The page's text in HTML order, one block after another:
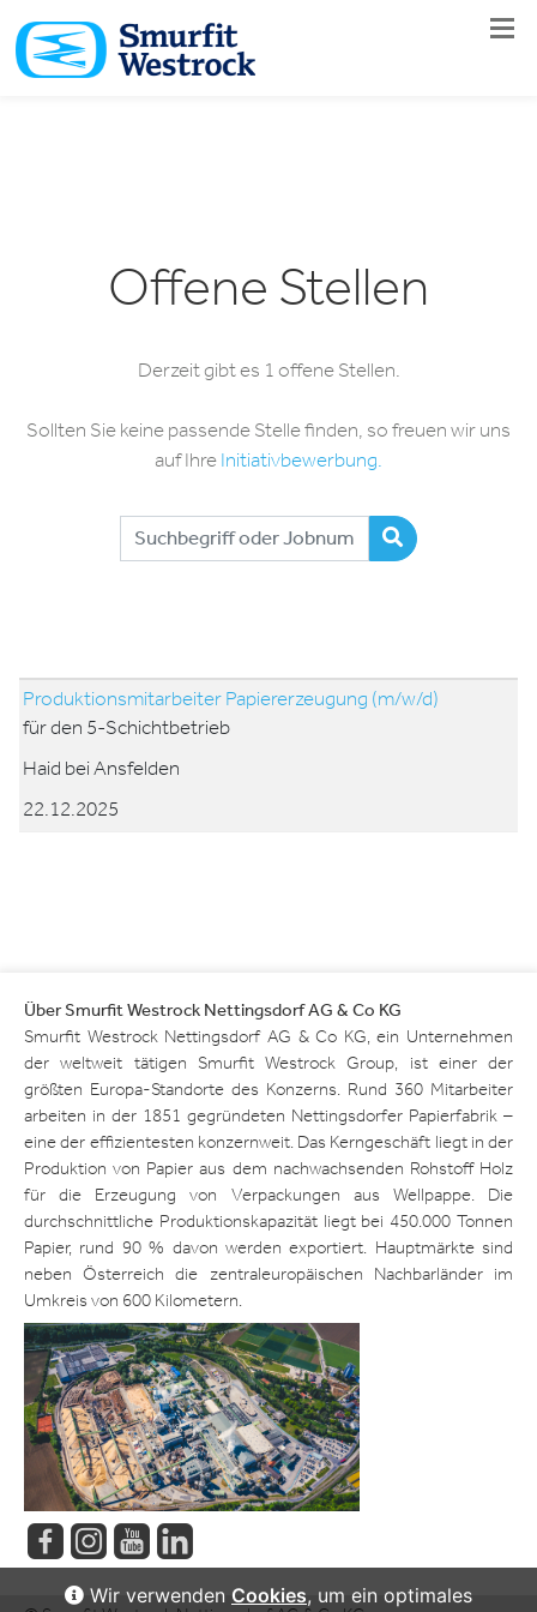
Offene Stellen
Derzeit gibt es 1 offene Stellen.
Sollten Sie keine passende Stelle finden, so freuen wir uns
auf Ihre Initiativbewerbung.
Suchbegriff oder Jobnummer
Stellen
finden
Stelle Ort Datum
Produktionsmitarbeiter Papiererzeugung (m/w/d)
für den 5-Schichtbetrieb
Haid bei Ansfelden
22.12.2025
Über Smurfit Westrock Nettingsdorf AG & Co KG
Smurfit Westrock Nettingsdorf AG & Co KG, ein Unternehmen
der weltweit tätigen Smurfit Westrock Group, ist einer der
größten Europa-Standorte des Konzerns. Rund 360 Mitarbeiter
arbeiten in der 1851 gegründeten Nettingsdorfer Papierfabrik –
eine der effizientesten konzernweit. Das Kerngeschäft liegt in der
Produktion von Papier aus dem nachwachsenden Rohstoff Holz
für die Erzeugung von Verpackungen aus Wellpappe. Die
durchschnittliche Produktionskapazität liegt bei 450.000 Tonnen
Papier, rund 90 % davon werden exportiert. Hauptmärkte sind
neben Österreich die zentraleuropäischen Nachbarländer im
Umkreis von 600 Kilometern.
Wir verwenden Cookies, um ein optimales